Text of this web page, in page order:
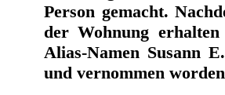
Person gemacht.
der Wohnung
Alias-Namen Susann
und vernommen